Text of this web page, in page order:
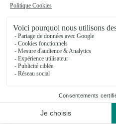
Christi Fleurs